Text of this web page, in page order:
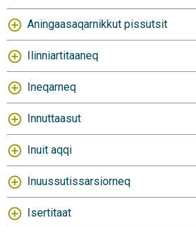
Aningaasaqarnikkut pissutsit
Ilinniartitaaneq
Ineqarneq
Innuttaasut
Inuit aqqi
Inuussutissarsiorneq
Isertitaat